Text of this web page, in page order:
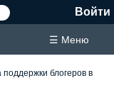
Войти
☰ Меню
блогеров в